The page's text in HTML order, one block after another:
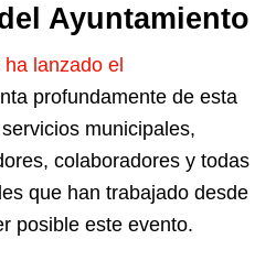
Ayuntamiento
lanzado el
profundamente de esta
municipales,
colaboradores y todas
que han trabajado desde
posible este evento.